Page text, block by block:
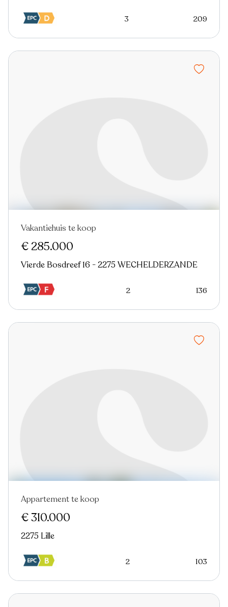
3 209
Nieuw
Vakantiehuis te koop
€ 285.000
Vierde Bosdreef 16 - 2275 WECHELDERZANDE
2 136
In optie
Appartement te koop
€ 310.000
2275 Lille
2 103